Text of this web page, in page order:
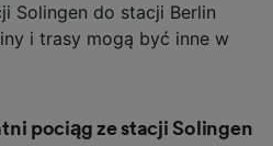
Solingen do stacji Berlin
i trasy mogą być inne w
pociąg ze stacji Solingen